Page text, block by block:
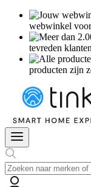
webwinkel
tevreden klanten
producten zijn